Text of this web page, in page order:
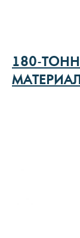
180-